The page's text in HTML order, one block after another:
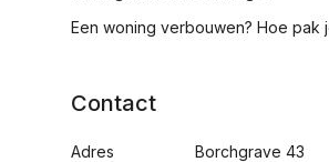
Een woning verbouwen? Hoe pak
Contact
Adres
Borchgrave 43